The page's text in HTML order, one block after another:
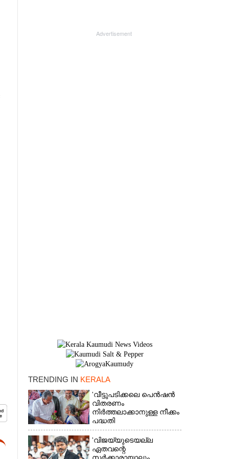
Advertisement
TRENDING IN KERALA
'വീട്ടുപടിക്കലെ പെൻഷൻ
വിതരണം
നിർത്തലാക്കാനുള്ള നീക്കം
പദ്ധതി
അവസാനിപ്പിക്കാനുള്ള
യുഡിഎഫ് അജണ്ടയുടെ
ആദ്യപടി'
'വിജയ്‌യുടെയല്ല
ഏതവന്റെ
×